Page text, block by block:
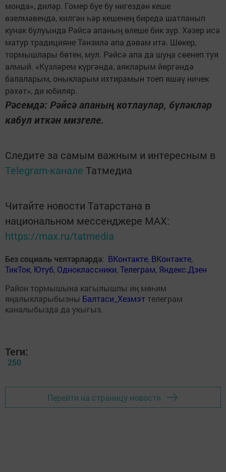
монда», диләр. Гомер буе бу нигездән кеше
өзелмәвендә, килгән һәр кешенең биредә шатланып
кунак булуында Рәйсә апаның өлеше бик зур. Хәзер исә
матур традицияне Тәнзилә апа дәвам итә. Шөкер,
тормышлары бөтен, мул. Рәйсә апа да шуңа сөенеп туя
алмый. «Күзләрем күргәндә, аякларым йөргәндә
балаларым, оныкларым ихтирамын тоеп яшәү ничек
рәхәт», ди юбиляр.
Рәсемдә: Рәйсә апаның котлаулар, бүләкләр
кабул иткән мизгеле.
Следите за самым важным и интересным в
Telegram-канале Татмедиа
Читайте новости Татарстана в
национальном мессенджере MАХ:
https://max.ru/tatmedia
Без социаль челтәрләрдә: ВКонтакте, ВКонтакте,
ТикТок, Ютуб, Одноклассники,Телеграм, Яндекс.Дзен
Район тормышына кагылышлы иң мөһим
яңалыкларыбызны Балтаси_Хезмэт телеграм
каналыбызда да укыгыз.
Теги:
250
Перейти на страницу новости